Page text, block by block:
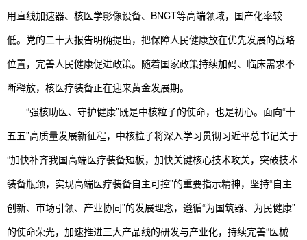
用直线加速器、核医学影像设备、BNCT等高端领域，国产化率较
低。党的二十大报告明确提出，把保障人民健康放在优先发展的战略
位置，完善人民健康促进政策。随着国家政策持续加码、临床需求不
断释放，核医疗装备正在迎来黄金发展期。
“强核助医、守护健康”既是中核粒子的使命，也是初心。面向“十
五五”高质量发展新征程，中核粒子将深入学习贯彻习近平总书记关于
“加快补齐我国高端医疗装备短板，加快关键核心技术攻关，突破技术
装备瓶颈，实现高端医疗装备自主可控”的重要指示精神，坚持“自主
创新、市场引领、产业协同”的发展理念，遵循“为国筑器、为民健康”
的使命荣光，加速推进三大产品线的研发与产业化，持续完善“医械